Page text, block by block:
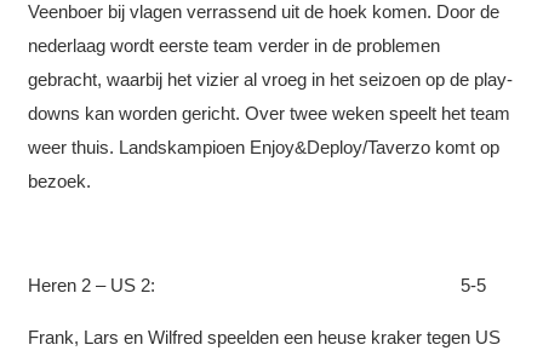
Veenboer bij vlagen verrassend uit de hoek komen. Door de
nederlaag wordt eerste team verder in de problemen
gebracht, waarbij het vizier al vroeg in het seizoen op de play-
downs kan worden gericht. Over twee weken speelt het team
weer thuis. Landskampioen Enjoy&Deploy/Taverzo komt op
bezoek.
Heren 2 – US 2: 5-5
Frank, Lars en Wilfred speelden een heuse kraker tegen US